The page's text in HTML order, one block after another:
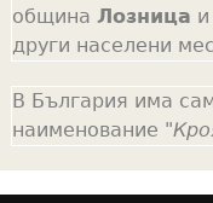
община Лозница
други населени
В България има
наименование "